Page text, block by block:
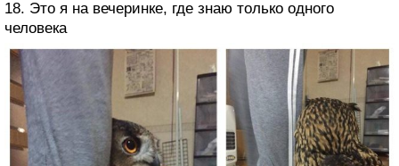
18. Это я на вечеринке, где знаю только одного
человека